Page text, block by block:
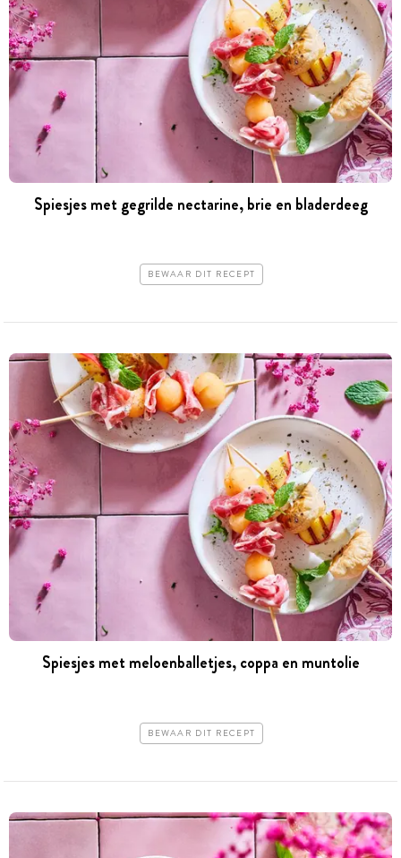
Spiesjes met gegrilde nectarine, brie en bladerdeeg
BEWAAR DIT RECEPT
Spiesjes met ­meloenballetjes, ­coppa en muntolie
BEWAAR DIT RECEPT